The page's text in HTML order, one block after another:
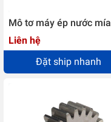
Mô tơ máy ép nước mía
Liên hệ
Đặt ship nhanh